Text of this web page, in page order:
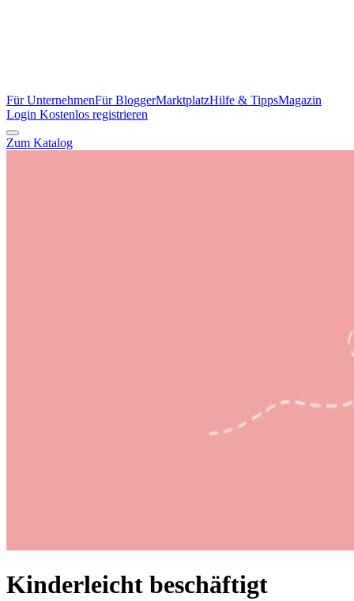
Für UnternehmenFür BloggerMarktplatzHilfe & TippsMagazin
Login Kostenlos registrieren
Zum Katalog
Kinderleicht beschäftigt